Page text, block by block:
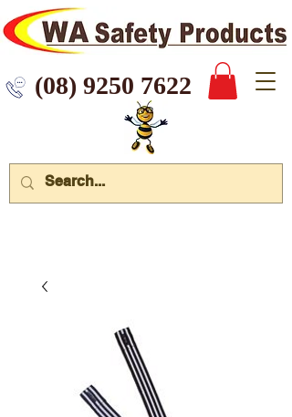
7622